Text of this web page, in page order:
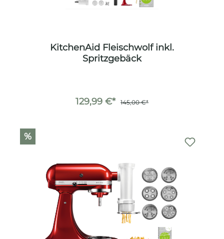
KitchenAid Fleischwolf inkl.
Spritzgebäck
129,99 €* 145,00 €*
%